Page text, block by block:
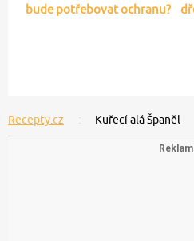
bude potřebovat ochranu?
Recepty.cz Kuřecí alá Španěl